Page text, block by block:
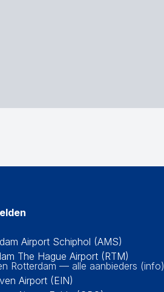
Airport Schiphol (AMS)
The Hague Airport (RTM)
Rotterdam — alle aanbieders (info)
Airport (EIN)